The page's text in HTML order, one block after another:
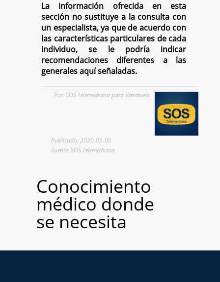
La información ofrecida en esta
sección no sustituye a la consulta con
un especialista, ya que de acuerdo con
las características particulares de cada
individuo, se le podría indicar
recomendaciones diferentes a las
generales aquí señaladas.
Por: SOS Telemedicina para Venezuela
Publicado: 2020-03-06
Fuente: SOS Telemedicina
Conocimiento
médico donde
se necesita